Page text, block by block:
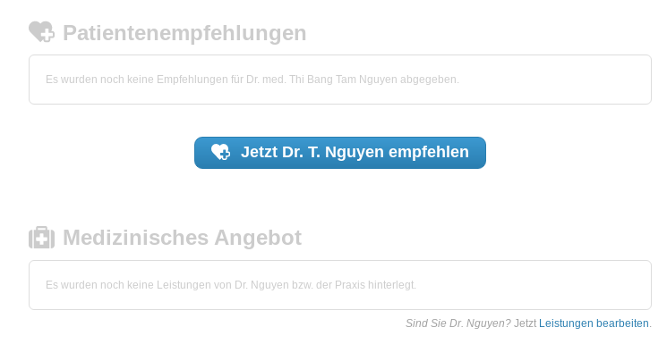
Patientenempfehlungen
Es wurden noch keine Empfehlungen für Dr. med. Thi Bang Tam Nguyen abgegeben.
Jetzt Dr. T. Nguyen empfehlen
Medizinisches Angebot
Es wurden noch keine Leistungen von Dr. Nguyen bzw. der Praxis hinterlegt.
Sind Sie Dr. Nguyen? Jetzt Leistungen bearbeiten.